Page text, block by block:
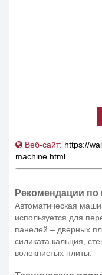
Веб-сайт: https://
machine.html
Рекомендации
Автоматическая
используется для
панелей – дверных
силиката кальция,
волокнистых плиты.